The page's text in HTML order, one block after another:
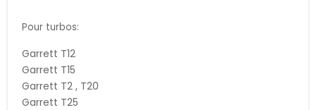
Pour turbos:
Garrett T12
Garrett T15
Garrett T2 , T20
Garrett T25